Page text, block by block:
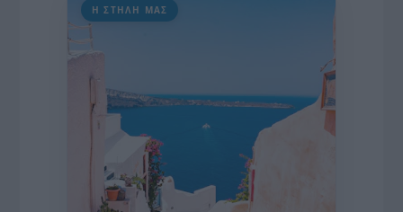
Η ΣΤΗΛΗ ΜΑΣ